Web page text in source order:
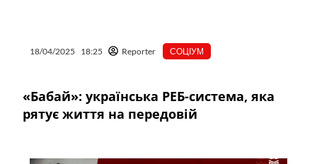
18/04/2025 18:25 Reporter СОЦІУМ
«Бабай»: українська РЕБ-система, яка
рятує життя на передовій